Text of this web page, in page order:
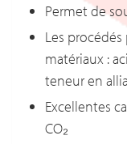
Permet de
Les
matériaux :
teneur en
Excellentes
CO₂